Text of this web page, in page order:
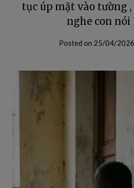
tục úp mặt vào tường
nghe con nói
Posted on 25/04/2026